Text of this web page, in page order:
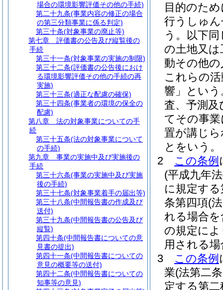
目的のた
行うしゅ
う。以下同
の土地又
動その他
これらの
響」という
査、予測
てその事
置が講じ
とをいう。
2
この条例
(平成九年
に規定す
条第四項(
れる場合
の規定に
用される
3
この条例
業(法第二
定する第
場合の環境影響評価その他の手続)
第二十九条(事業内容の修正の場合
の第三分類事業に係る判定)
第三十条(対象事業の廃止等)
第七章
評価書の公告及び縦覧後の
手続
第三十一条(対象事業の実施の制限)
第三十二条(評価書の公告後におけ
る環境影響評価その他の手続の再
実施)
第三十三条(適正な配慮の確保)
第三十四条(事業者の環境の保全の
配慮)
第八章
法の対象事業についての手
続
第三十五条(法の対象事業について
の手続)
第九章
事業の実施中及び実施後の
手続
第三十六条(事業の実施中及び実施
後の手続)
第三十七条(対象事業着手の届出等)
第三十八条(中間報告書の作成及び
送付)
第三十九条(中間報告書の公告及び
縦覧)
第四十条(中間報告書についての意
見書の提出)
第四十一条(中間報告書についての
意見の概要等の送付)
第四十二条(中間報告書についての
知事等の意見)